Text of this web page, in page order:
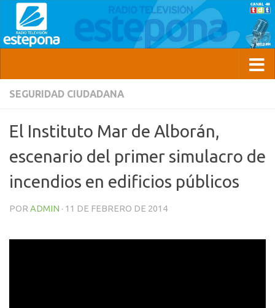
SEGURIDAD CIUDADANA
El Instituto Mar de Alborán,
escenario del primer simulacro de
incendios en edificios públicos
POR ADMIN · 11 DE FEBRERO DE 2014